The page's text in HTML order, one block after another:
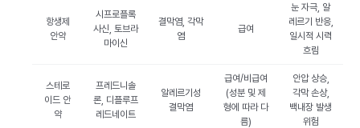
항생제
안약
시프로플록
사신, 토브라
마이신
결막염, 각막
염
급여
눈 자극, 알
레르기 반응,
일시적 시력
흐림
스테로
이드 안
약
프레드니솔
론, 디플루프
레드네이트
알레르기성
결막염
급여/비급여
(성분 및 제
형에 따라 다
름)
안압 상승,
각막 손상,
백내장 발생
위험